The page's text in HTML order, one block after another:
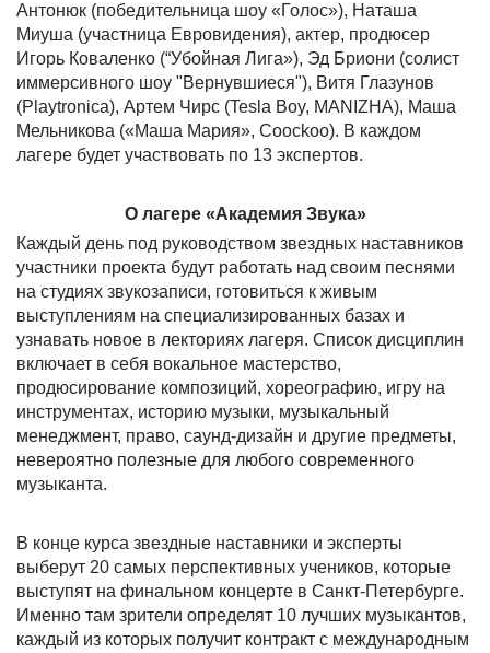
Антонюк (победительница шоу «Голос»), Наташа
Миуша (участница Евровидения), актер, продюсер
Игорь Коваленко (“Убойная Лига»), Эд Бриони (солист
иммерсивного шоу "Вернувшиеся"), Витя Глазунов
(Playtronica), Артем Чирс (Tesla Boy, MANIZHA), Маша
Мельникова («Маша Мария», Coockoo). В каждом
лагере будет участвовать по 13 экспертов.
О лагере «Академия Звука»
Каждый день под руководством звездных наставников
участники проекта будут работать над своим песнями
на студиях звукозаписи, готовиться к живым
выступлениям на специализированных базах и
узнавать новое в лекториях лагеря. Список дисциплин
включает в себя вокальное мастерство,
продюсирование композиций, хореографию, игру на
инструментах, историю музыки, музыкальный
менеджмент, право, саунд-дизайн и другие предметы,
невероятно полезные для любого современного
музыканта.
В конце курса звездные наставники и эксперты
выберут 20 самых перспективных учеников, которые
выступят на финальном концерте в Санкт-Петербурге.
Именно там зрители определят 10 лучших музыкантов,
каждый из которых получит контракт с международным